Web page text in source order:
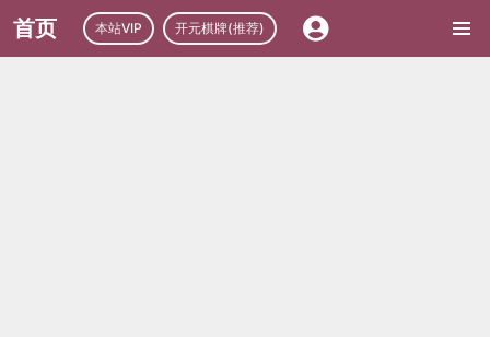
首页 本站VIP 开元棋牌(推荐)